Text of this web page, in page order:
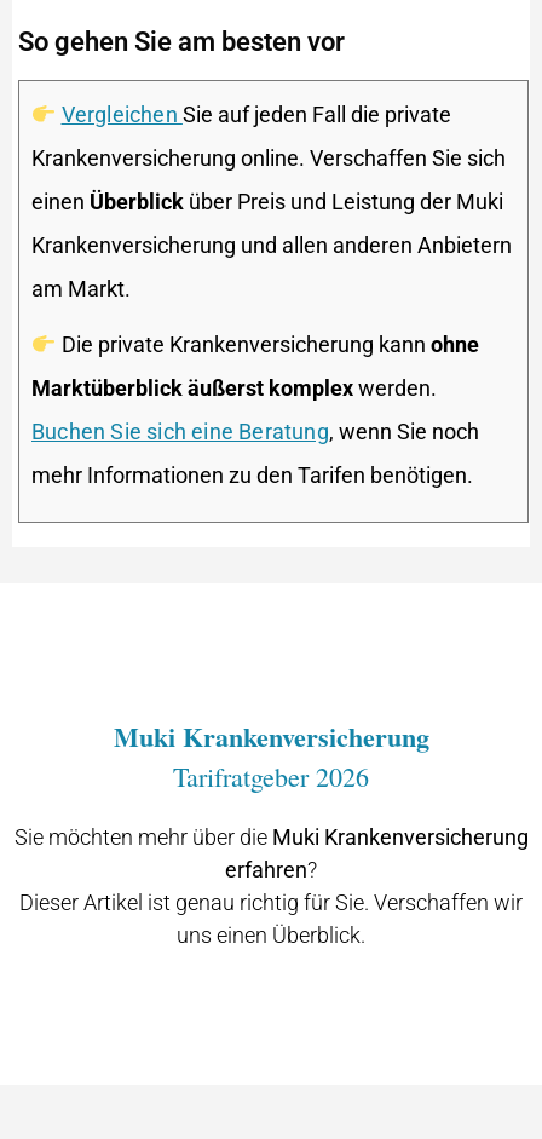
So gehen Sie am besten vor
Vergleichen Sie auf jeden Fall die private
Krankenversicherung online. Verschaffen Sie sich
einen Überblick über Preis und Leistung der Muki
Krankenversicherung und allen anderen Anbietern
am Markt.
Die private Krankenversicherung kann ohne
Marktüberblick äußerst komplexwerden.
Buchen Sie sich eine Beratung, wenn Sie noch
mehr Informationen zu den Tarifen benötigen.
Muki Krankenversicherung
Tarifratgeber 2026
Sie möchten mehr über die Muki Krankenversicherung
erfahren?
Dieser Artikel ist genau richtig für Sie. Verschaffen wir
uns einen Überblick.